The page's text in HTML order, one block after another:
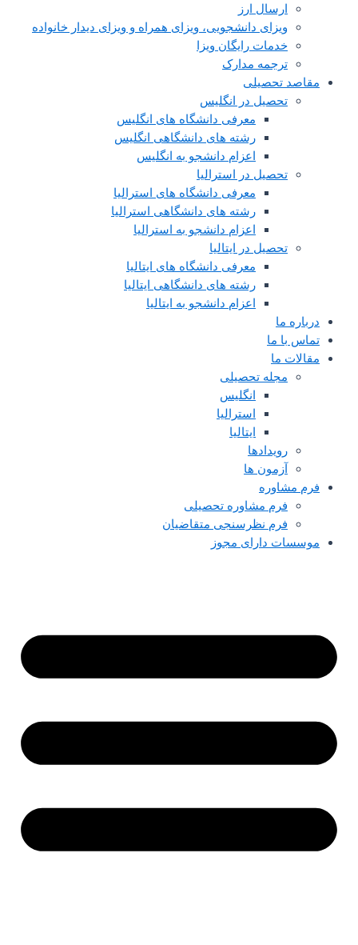
ارسال ارز
ویزای دانشجویی، ویزای همراه و ویزای دیدار خانواده
خدمات رایگان ویزا
ترجمه مدارک
مقاصد تحصیلی
تحصیل در انگلیس
معرفی دانشگاه های انگلیس
رشته های دانشگاهی انگلیس
اعزام دانشجو به انگلیس
تحصیل در استرالیا
معرفی دانشگاه های استرالیا
رشته های دانشگاهی استرالیا
اعزام دانشجو به استرالیا
تحصیل در ایتالیا
معرفی دانشگاه های ایتالیا
رشته های دانشگاهی ایتالیا
اعزام دانشجو به ایتالیا
درباره ما
تماس با ما
مقالات ما
مجله تحصیلی
انگلیس
استرالیا
ایتالیا
رویدادها
آزمون ها
فرم مشاوره
فرم مشاوره تحصیلی
فرم نظرسنجی متقاضیان
موسسات دارای مجوز